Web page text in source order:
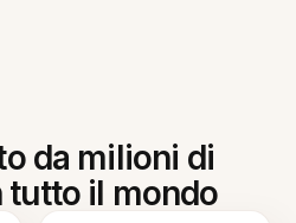
da milioni di
tutto il mondo